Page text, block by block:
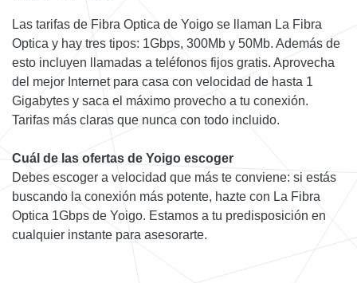
Las tarifas de Fibra Optica de Yoigo se llaman La Fibra
Optica y hay tres tipos: 1Gbps, 300Mb y 50Mb. Además de
esto incluyen llamadas a teléfonos fijos gratis. Aprovecha
del mejor Internet para casa con velocidad de hasta 1
Gigabytes y saca el máximo provecho a tu conexión.
Tarifas más claras que nunca con todo incluido.
Cuál de las ofertas de Yoigo escoger
Debes escoger a velocidad que más te conviene: si estás
buscando la conexión más potente, hazte con La Fibra
Optica 1Gbps de Yoigo. Estamos a tu predisposición en
cualquier instante para asesorarte.